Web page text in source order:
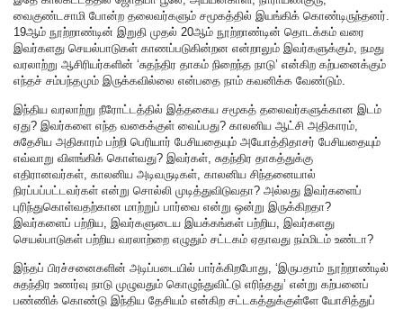
வைகுண்டசாமி போன்ற தலைவர்களும் சமூகத்தில் இயங்கிக் கொண்டிருந்தனர்.
19ஆம் நூற்றாண்டின் இறுதி முதல் 20ஆம் நூற்றாண்டின் தொடக்கம் வரை
இவர்களது செயல்பாடுகள் காணப்படுகின்றன என்றாலும் இவர்களுக்கும், நமது
வரலாற்று ஆசிரியர்களின் ‘சுதந்திர தாகம் நிறைந்த நாடு’ என்கிற கற்பனைக்கும்
எந்தச் சம்பந்தமும் இருக்கவில்லை என்பதை நாம் கவனிக்க வேண்டும்.
இந்திய வரலாற்று நீரோட்டத்தில் இத்தகைய சமூகத் தலைவர்களுக்கான இடம்
ஏது? இவர்களை எந்த வகைக்குள் வைப்பது? காலனிய ஆட்சி அதிகாரம்,
சுதேசிய அதிகாரம் பற்றி பெரியார் பேசியதையும் அயோத்திதாசர் பேசியதையும்
எவ்வாறு விளங்கிக் கொள்வது? இவர்கள், சுதந்திர தாகத்துக்கு
எதிரானவர்கள், காலனிய அடிவருடிகள், காலனிய சிந்தனையால்
நிரப்பப்பட்டவர்கள் என்று சொல்லி முடித்துவிடுவதா? அல்லது இவர்களைப்
புரிந்துகொள்வதற்கான மாற்றுப் பார்வை என்று ஒன்று இருக்கிறதா?
இவர்களைப் பற்றிய, இவர்களுடைய இயக்கங்கள் பற்றிய, இவர்களது
செயல்பாடுகள் பற்றிய வரலாற்றை எழுதும் சட்டகம் ஏதாவது நம்மிடம் உண்டா?
இந்தப் பிரச்சனைகளின் அடிப்படையில் பார்க்கிறபோது, ‘இருபதாம் நூற்றாண்டில்
சுதந்திர உணர்வு நாடு முழுவதும் கொழுந்துவிட்டு எரிந்தது’ என்று கற்பனைப்
பண்ணிக் கொண்டு இந்திய தேசியம் என்கிற சட்டகத்துக்குள்ளே யோசித்துப்